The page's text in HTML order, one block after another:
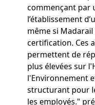
commençant par
l’établissement
même si
certification. Ces
permettent de
plus élevées sur
l'Environnement
structurant pour
les employés."